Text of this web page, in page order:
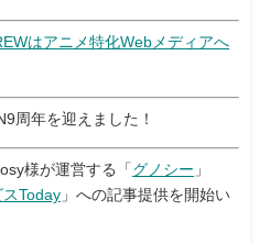
はアニメ特化Webメディアへ
周年を迎えました！
様が運営する「 グノシー 」
Today 」への記事提供を開始い